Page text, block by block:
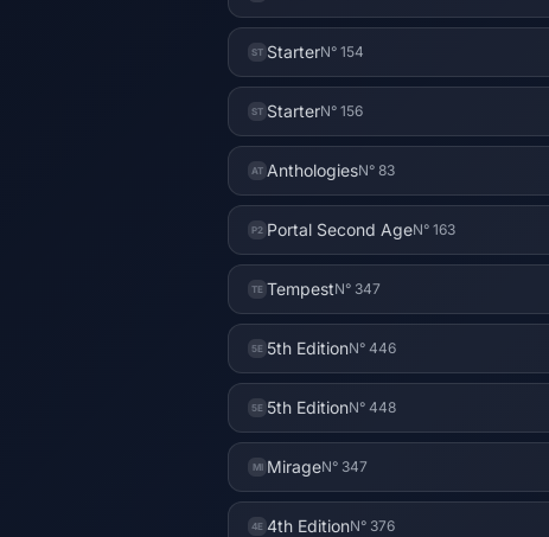
ST StarterN° 154
ST StarterN° 156
AT AnthologiesN° 83
P2 Portal Second AgeN° 163
TE TempestN° 347
5E 5th EditionN° 446
5E 5th EditionN° 448
MI MirageN° 347
4E 4th EditionN° 376